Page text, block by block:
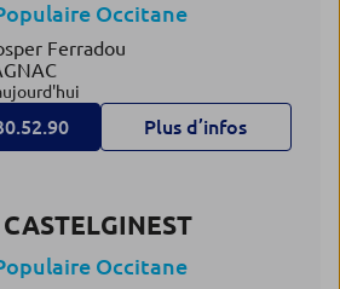
Occitane
Ferradou
Plus d’infos
Occitane